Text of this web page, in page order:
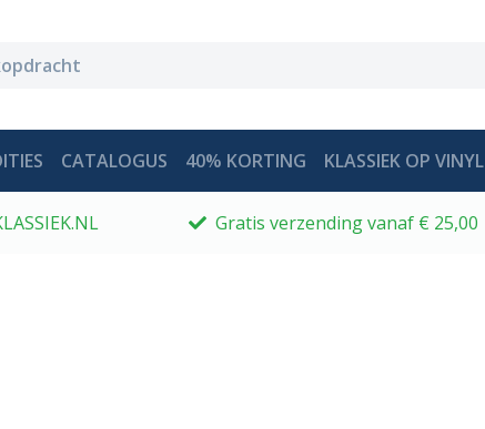
CATALOGUS 40% KORTING KLASSIEK OP VINYL
Gratis verzending vanaf € 25,00